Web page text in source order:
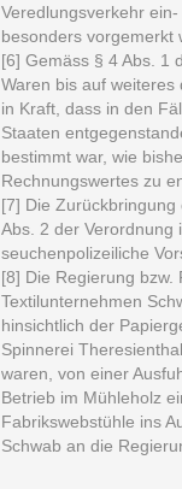
Veredlungsverkehr
besonders vorgemerkt
[6] Gemäss § 4 Abs. 1
Waren bis auf
in Kraft, dass in den
Staaten
bestimmt war, wie
Rechnungswertes zu
[7] Die
Abs. 2 der Verordnung
seuchenpolizeiliche
[8] Die Regierung
Textilunternehmen
hinsichtlich der
Spinnerei
waren, von einer
Betrieb im Mühleholz
Fabrikswebstühle ins
Schwab an die